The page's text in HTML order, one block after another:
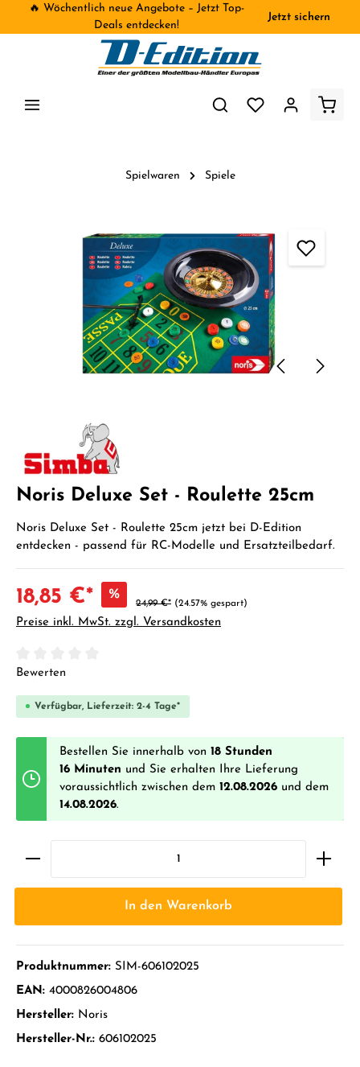
🔥 Wöchentlich neue Angebote – Jetzt Top-
Deals entdecken!
Jetzt sichern
Spielwaren Spiele
Noris Deluxe Set - Roulette 25cm
Noris Deluxe Set - Roulette 25cm jetzt bei D-Edition
entdecken - passend für RC-Modelle und Ersatzteilbedarf.
18,85 €* %
24,99 €* (24.57% gespart)
Preise inkl. MwSt. zzgl. Versandkosten
Durchschnittliche Bewertung von 0 von 5 Sternen
Bewerten
Verfügbar, Lieferzeit: 2-4 Tage*
Bestellen Sie innerhalb von 18 Stunden
16 Minuten und Sie erhalten Ihre Lieferung
voraussichtlich zwischen dem 12.08.2026 und dem
14.08.2026.
In den Warenkorb
Produktnummer: SIM-606102025
EAN: 4000826004806
Hersteller: Noris
Hersteller-Nr.: 606102025